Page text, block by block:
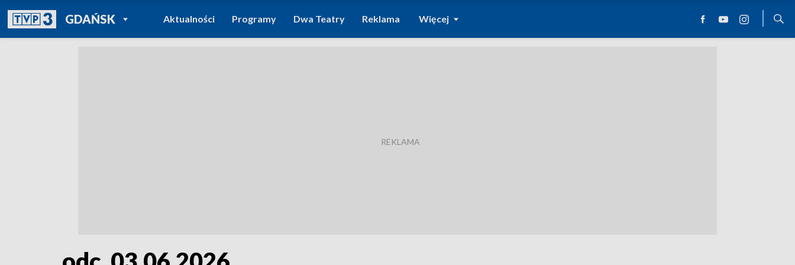
GDAŃSKPOWRÓT DO
TVP REGIONY
Aktualności Programy Dwa Teatry Reklama Więcej